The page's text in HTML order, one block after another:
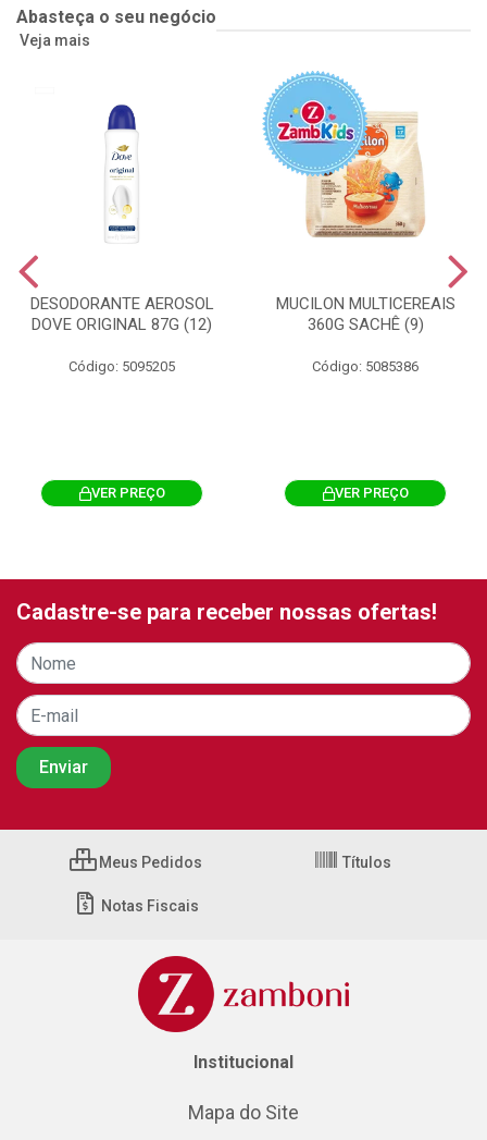
Abasteça o seu negócio
Veja mais
DESODORANTE AEROSOL
DOVE ORIGINAL 87G (12)
Código: 5095205
VER PREÇO
MUCILON MULTICEREAIS
360G SACHÊ (9)
Código: 5085386
VER PREÇO
Cadastre-se para receber nossas ofertas!
Meus Pedidos Títulos
Notas Fiscais
Institucional
Mapa do Site